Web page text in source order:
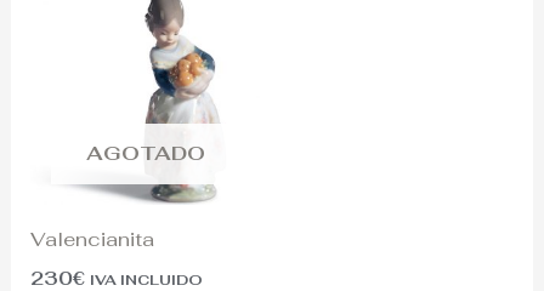
AGOTADO
Valencianita
230€ IVA INCLUIDO